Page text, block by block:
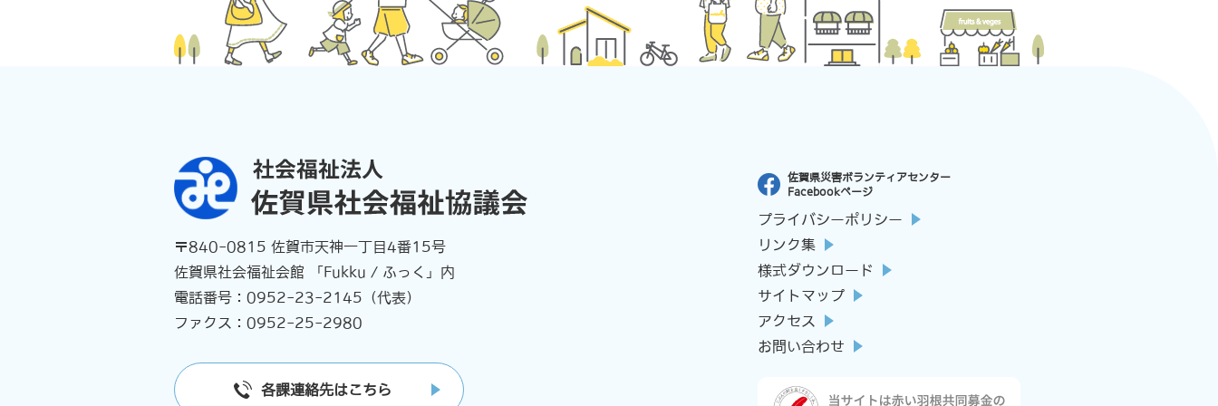
〒840-0815 佐賀市天神一丁目4番15号
佐賀県社会福祉会館 「Fukku / ふっく」内
電話番号： 0952-23-2145 （代表）
ファクス：0952-25-2980
各課連絡先はこちら
佐賀県災害ボランティアセンター
Facebookページ
プライバシーポリシー
リンク集
様式ダウンロード
サイトマップ
アクセス
お問い合わせ